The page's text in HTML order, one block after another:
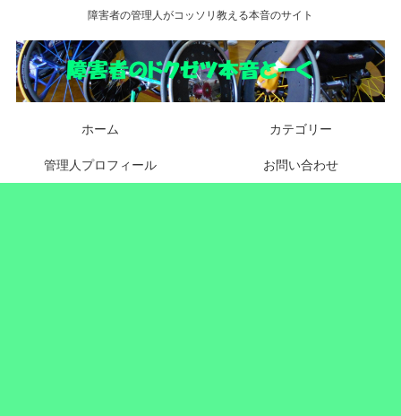
障害者の管理人がコッソリ教える本音のサイト
ホーム カテゴリー
管理人プロフィール お問い合わせ